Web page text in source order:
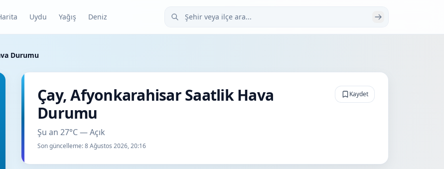
Uydu Yağış Deniz Şehir veya ilçe ara
Durumu
Çay, Afyonkarahisar Saatlik Hava
Durumu
Şu an 27°C — Açık
Son güncelleme:8 Ağustos 2026, 20:16
Kaydet